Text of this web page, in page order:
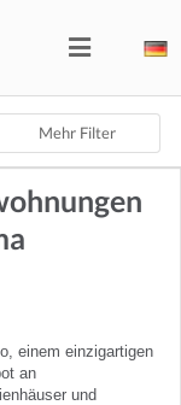
Mehr Filter
einem einzigartigen
an
und